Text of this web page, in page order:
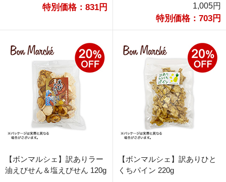
特別価格：831円
1,005円
特別価格：703円
【ボンマルシェ】訳ありラー
油えびせん＆塩えびせん 120g
【ボンマルシェ】訳ありひと
くちパイン 220g